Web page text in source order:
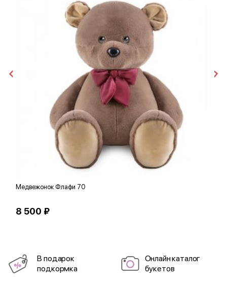
Медвежонок Флафи 70
8 500 ₽
В подарок
подкормка
Онлайн каталог
букетов